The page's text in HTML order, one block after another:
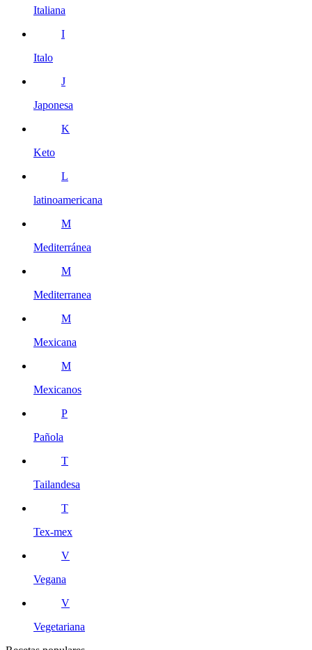
Italiana
I
Italo
J
Japonesa
K
Keto
L
latinoamericana
M
Mediterránea
M
Mediterranea
M
Mexicana
M
Mexicanos
P
Pañola
T
Tailandesa
T
Tex-mex
V
Vegana
V
Vegetariana